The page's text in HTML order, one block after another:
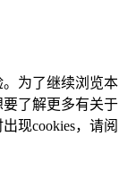
。为了继续浏览本
要了解更多有关于
现cookies，请阅